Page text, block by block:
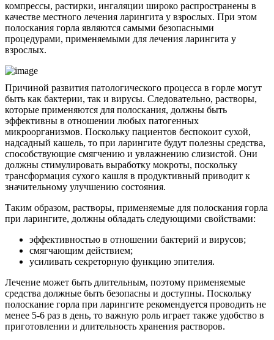
компрессы, растирки, ингаляции широко распространены в
качестве местного лечения ларингита у взрослых. При этом
полоскания горла являются самыми безопасными
процедурами, применяемыми для лечения ларингита у
взрослых.
Причиной развития патологического процесса в горле могут
быть как бактерии, так и вирусы. Следовательно, растворы,
которые применяются для полоскания, должны быть
эффективны в отношении любых патогенных
микроорганизмов. Поскольку пациентов беспокоит сухой,
надсадный кашель, то при ларингите будут полезны средства,
способствующие смягчению и увлажнению слизистой. Они
должны стимулировать выработку мокроты, поскольку
трансформация сухого кашля в продуктивный приводит к
значительному улучшению состояния.
Таким образом, растворы, применяемые для полоскания горла
при ларингите, должны обладать следующими свойствами:
эффективностью в отношении бактерий и вирусов;
смягчающим действием;
усиливать секреторную функцию эпителия.
Лечение может быть длительным, поэтому применяемые
средства должные быть безопасны и доступны. Поскольку
полоскание горла при ларингите рекомендуется проводить не
менее 5-6 раз в день, то важную роль играет также удобство в
приготовлении и длительность хранения растворов.